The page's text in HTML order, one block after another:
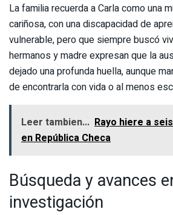
La familia recuerda a Carla como una
cariñosa, con una discapacidad de
vulnerable, pero que siempre buscó
hermanos y madre expresan que la
dejado una profunda huella, aunque
de encontrarla con vida o al menos
Leer tambien... Rayo hiere a
en República Checa
Búsqueda y avances
investigación